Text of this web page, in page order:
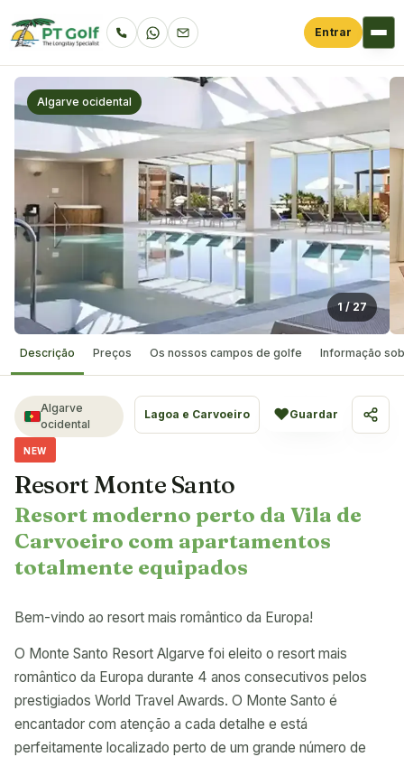
Entrar
Algarve ocidental
1 /27
Descrição Preços Os nossos campos de golfe Informação
Lagoa e Carvoeiro ♥Guardar
Algarve
ocidental
NEW
Resort Monte Santo
Resort moderno perto da Vila de
Carvoeiro com apartamentos
totalmente equipados
Bem-vindo ao resort mais romântico da Europa!
O Monte Santo Resort Algarve foi eleito o resort mais
romântico da Europa durante 4 anos consecutivos pelos
prestigiados World Travel Awards. O Monte Santo é
encantador com atenção a cada detalhe e está
perfeitamente localizado perto de um grande número de